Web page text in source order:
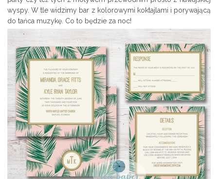
wyspy. W tle widzimy bar z kolorowymi koktajlami i porywającą
do tańca muzykę. Co to będzie za noc!